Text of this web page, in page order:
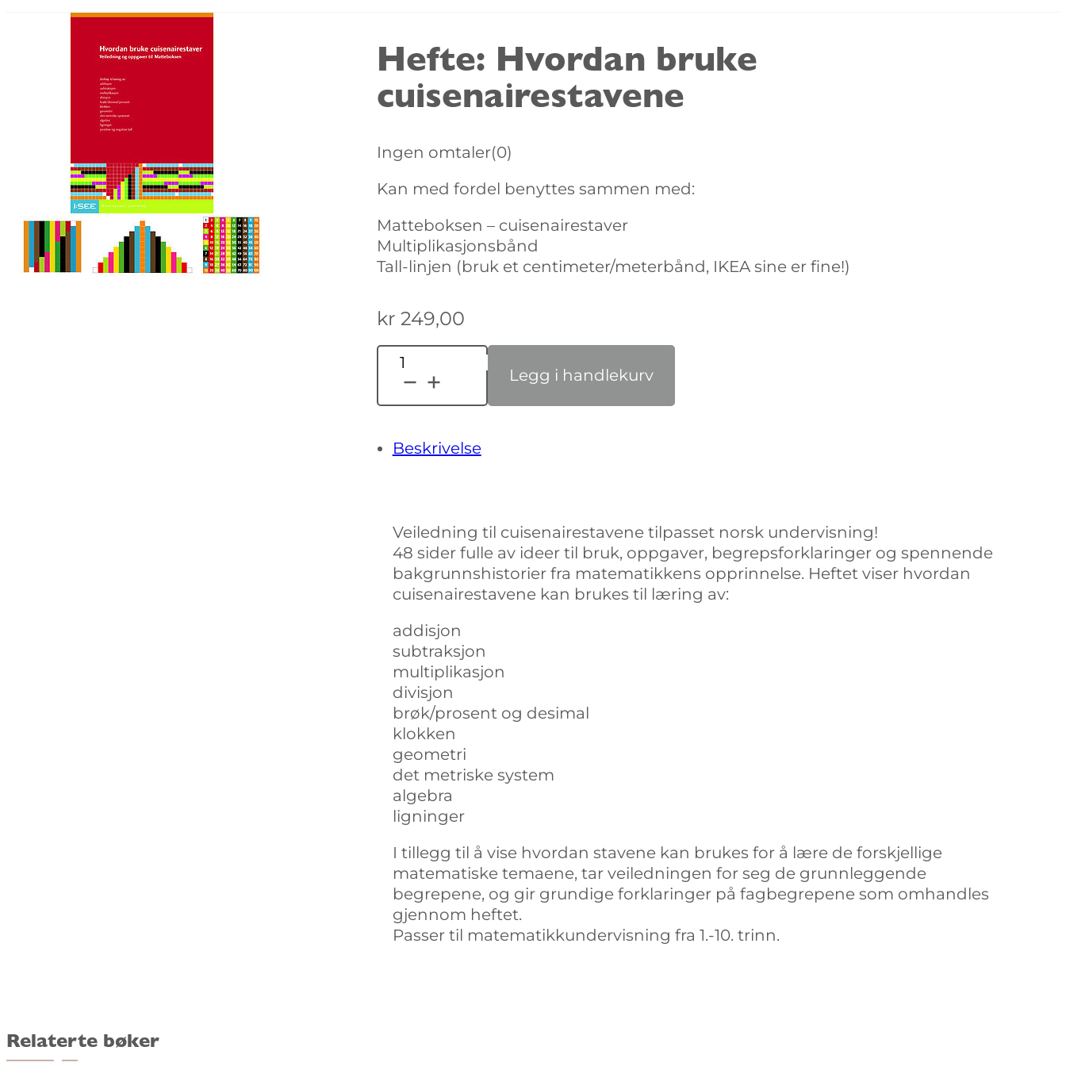
Hefte: Hvordan bruke
cuisenairestavene
Ingen omtaler(0)
Kan med fordel benyttes sammen med:
Matteboksen – cuisenairestaver
Multiplikasjonsbånd
Tall-linjen (bruk et centimeter/meterbånd, IKEA sine er fine!)
kr 249,00
Hefte:
Hvordan
bruke
cuisenairestavene
Legg i handlekurv
Alternative:
Beskrivelse
Veiledning til cuisenairestavene tilpasset norsk undervisning!
48 sider fulle av ideer til bruk, oppgaver, begrepsforklaringer og spennende
bakgrunnshistorier fra matematikkens opprinnelse. Heftet viser hvordan
cuisenairestavene kan brukes til læring av:
addisjon
subtraksjon
multiplikasjon
divisjon
brøk/prosent og desimal
klokken
geometri
det metriske system
algebra
ligninger
I tillegg til å vise hvordan stavene kan brukes for å lære de forskjellige
matematiske temaene, tar veiledningen for seg de grunnleggende
begrepene, og gir grundige forklaringer på fagbegrepene som omhandles
gjennom heftet.
Passer til matematikkundervisning fra 1.-10. trinn.
Relaterte bøker